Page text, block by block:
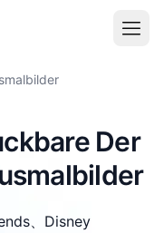
Der
、 Disney